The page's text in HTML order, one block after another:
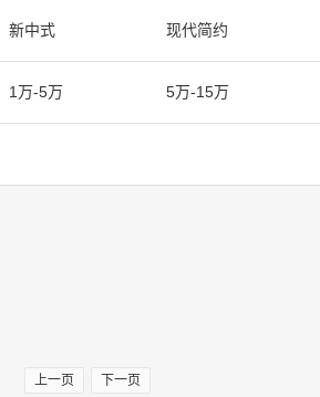
新中式 现代简约
1万-5万 5万-15万
上一页 下一页